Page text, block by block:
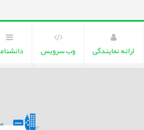
ارائه نمایندگی وب سرویس